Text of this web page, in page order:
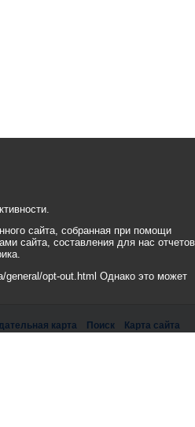
карта Поиск Карта сайта
сайта, собранная при помощи
сайта, составления для нас
general/opt-out.html Однако это может